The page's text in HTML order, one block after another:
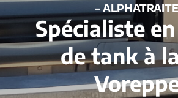
– ALPHATRAITE
Spécialiste
de tank à